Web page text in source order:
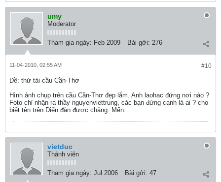
umy
Moderator
Tham gia ngày: Feb 2009 Bài gởi: 276
#10
11-04-2010, 02:55 AM
Ðề: thử tải cầu Cần-Thơ
Hình ảnh chụp trên cầu Cần-Thơ đẹp lắm. Anh laohac đứng nơi nào ?
Foto chỉ nhận ra thầy nguyenviettrung, các bạn đứng cạnh là ai ? cho
biết tên trên Diển đàn được chăng. Mến.
vietduc
Thành viên
Tham gia ngày: Jul 2006 Bài gởi: 47